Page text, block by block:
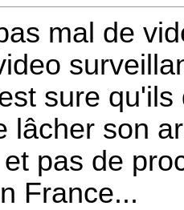
mal de
sure
lâcher son
pas de
France...